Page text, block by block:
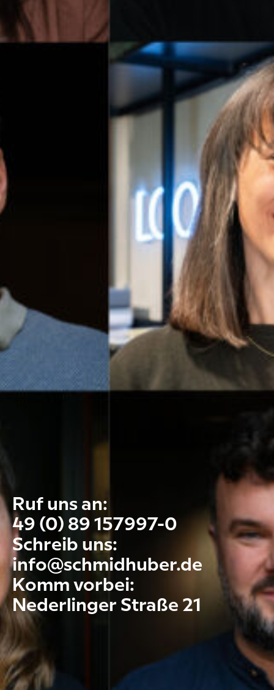
Ruf uns an:
49 (0) 89 157997-0
Schreib uns:
info@schmidhuber.de
Komm vorbei:
Nederlinger Straße 21